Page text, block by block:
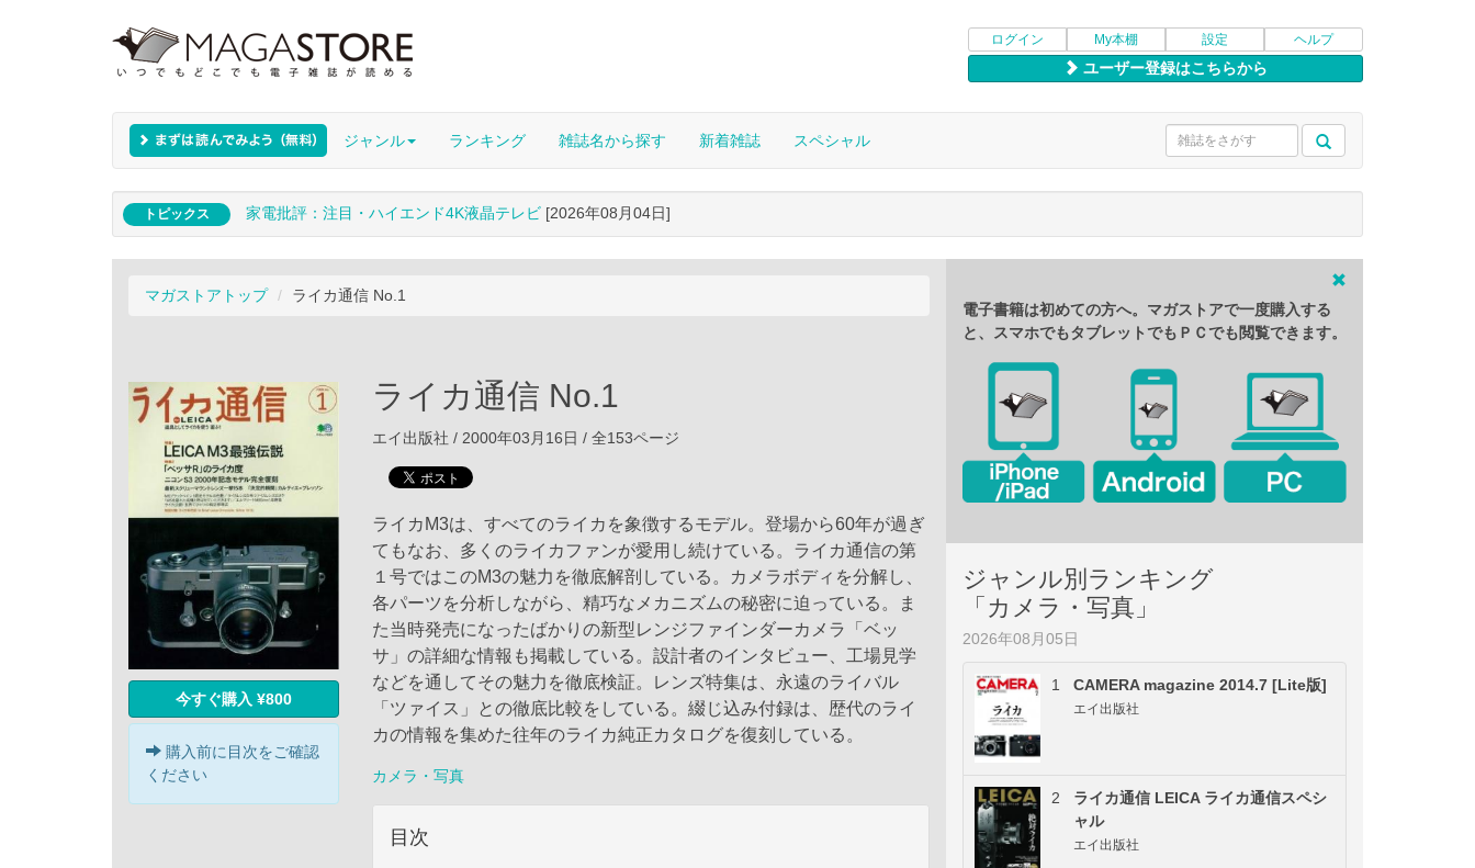
ログイン My本棚 設定 ヘルプ
ユーザー登録はこちらから
ジャンル ランキング 雑誌名から探す 新着雑誌 スペシャル
トピックス 家電批評：注目・ハイエンド4K液晶テレビ [2026年08月04日]
マガストアトップ ライカ通信 No.1
今すぐ購入 ¥800
購入前に目次をご確認
ください
ライカ通信 No.1
エイ出版社 / 2000年03月16日 / 全153ページ
ライカM3は、すべてのライカを象徴するモデル。登場から60年が過ぎ
てもなお、多くのライカファンが愛用し続けている。ライカ通信の第
１号ではこのM3の魅力を徹底解剖している。カメラボディを分解し、
各パーツを分析しながら、精巧なメカニズムの秘密に迫っている。ま
た当時発売になったばかりの新型レンジファインダーカメラ「ベッ
サ」の詳細な情報も掲載している。設計者のインタビュー、工場見学
などを通してその魅力を徹底検証。レンズ特集は、永遠のライバル
「ツァイス」との徹底比較をしている。綴じ込み付録は、歴代のライ
カの情報を集めた往年のライカ純正カタログを復刻している。
カメラ・写真
目次
電子書籍は初めての方へ。マガストアで一度購入する
と、スマホでもタブレットでもＰＣでも閲覧できます。
ジャンル別ランキング
「カメラ・写真」
2026年08月05日
1 CAMERA magazine 2014.7 [Lite版]
エイ出版社
2
ライカ通信 LEICA ライカ通信スペシ
ャル
エイ出版社